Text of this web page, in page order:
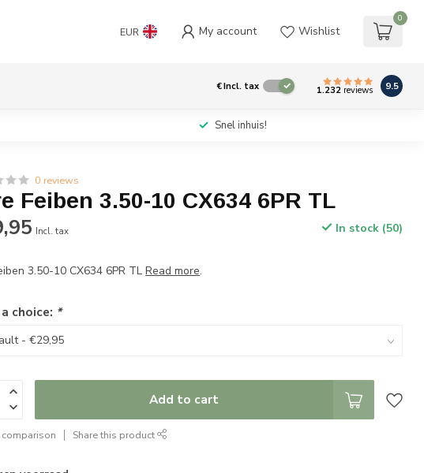
EUR My account Wishlist
0
€Incl. tax 1.232 reviews 9.5
Snel inhuis!
0 reviews
Feiben 3.50-10 CX634 6PR TL
Incl. tax In stock (50)
3.50-10 CX634 6PR TLRead more.
choice: *
Add to cart
Share this product